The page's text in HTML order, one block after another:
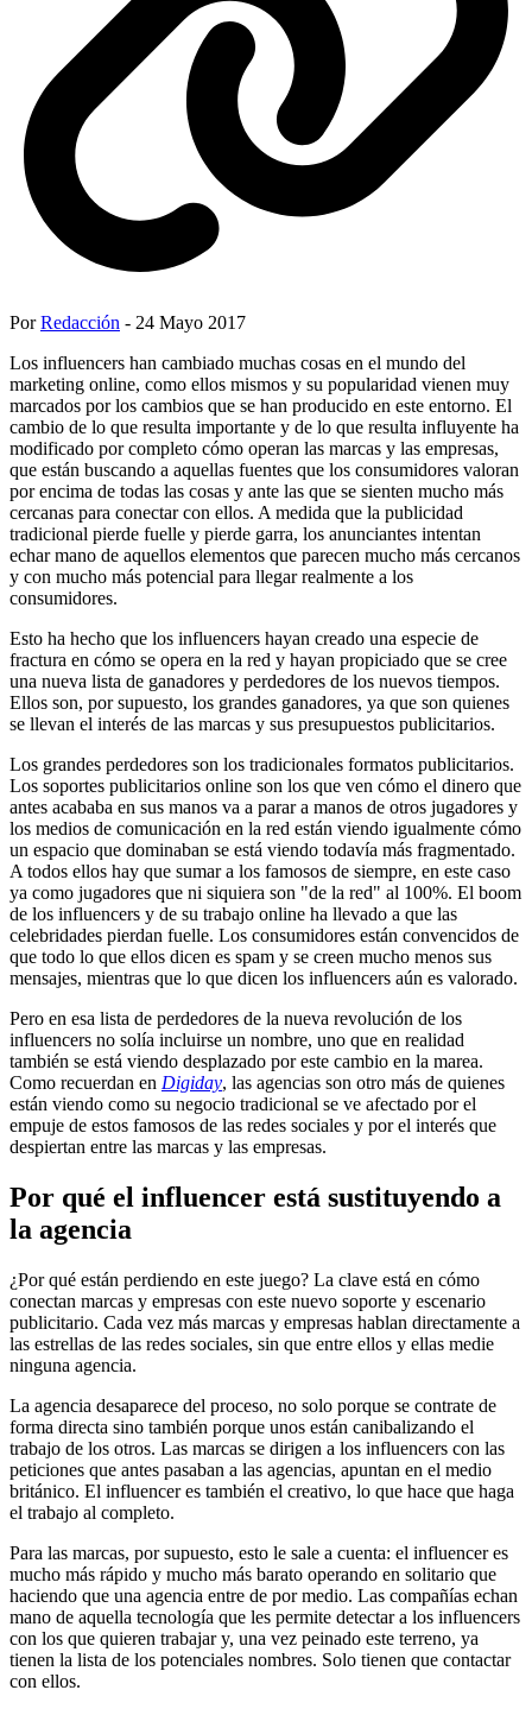
PorRedacción - 24 Mayo 2017
Los influencers han cambiado muchas cosas en el mundo del
marketing online, como ellos mismos y su popularidad vienen muy
marcados por los cambios que se han producido en este entorno. El
cambio de lo que resulta importante y de lo que resulta influyente ha
modificado por completo cómo operan las marcas y las empresas,
que están buscando a aquellas fuentes que los consumidores valoran
por encima de todas las cosas y ante las que se sienten mucho más
cercanas para conectar con ellos. A medida que la publicidad
tradicional pierde fuelle y pierde garra, los anunciantes intentan
echar mano de aquellos elementos que parecen mucho más cercanos
y con mucho más potencial para llegar realmente a los
consumidores.
Esto ha hecho que los influencers hayan creado una especie de
fractura en cómo se opera en la red y hayan propiciado que se cree
una nueva lista de ganadores y perdedores de los nuevos tiempos.
Ellos son, por supuesto, los grandes ganadores, ya que son quienes
se llevan el interés de las marcas y sus presupuestos publicitarios.
Los grandes perdedores son los tradicionales formatos publicitarios.
Los soportes publicitarios online son los que ven cómo el dinero que
antes acababa en sus manos va a parar a manos de otros jugadores y
los medios de comunicación en la red están viendo igualmente cómo
un espacio que dominaban se está viendo todavía más fragmentado.
A todos ellos hay que sumar a los famosos de siempre, en este caso
ya como jugadores que ni siquiera son "de la red" al 100%. El boom
de los influencers y de su trabajo online ha llevado a que las
celebridades pierdan fuelle. Los consumidores están convencidos de
que todo lo que ellos dicen es spam y se creen mucho menos sus
mensajes, mientras que lo que dicen los influencers aún es valorado.
Pero en esa lista de perdedores de la nueva revolución de los
influencers no solía incluirse un nombre, uno que en realidad
también se está viendo desplazado por este cambio en la marea.
Como recuerdan en Digiday, las agencias son otro más de quienes
están viendo como su negocio tradicional se ve afectado por el
empuje de estos famosos de las redes sociales y por el interés que
despiertan entre las marcas y las empresas.
Por qué el influencer está sustituyendo a
la agencia
¿Por qué están perdiendo en este juego? La clave está en cómo
conectan marcas y empresas con este nuevo soporte y escenario
publicitario. Cada vez más marcas y empresas hablan directamente a
las estrellas de las redes sociales, sin que entre ellos y ellas medie
ninguna agencia.
La agencia desaparece del proceso, no solo porque se contrate de
forma directa sino también porque unos están canibalizando el
trabajo de los otros. Las marcas se dirigen a los influencers con las
peticiones que antes pasaban a las agencias, apuntan en el medio
británico. El influencer es también el creativo, lo que hace que haga
el trabajo al completo.
Para las marcas, por supuesto, esto le sale a cuenta: el influencer es
mucho más rápido y mucho más barato operando en solitario que
haciendo que una agencia entre de por medio. Las compañías echan
mano de aquella tecnología que les permite detectar a los influencers
con los que quieren trabajar y, una vez peinado este terreno, ya
tienen la lista de los potenciales nombres. Solo tienen que contactar
con ellos.